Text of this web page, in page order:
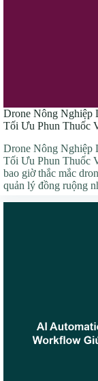
Drone Nông Nghiệp
Tối Ưu Phun Thuốc
Drone Nông Nghiệp
Tối Ưu Phun Thuốc
bao giờ thắc mắc
quản lý đồng ruộng